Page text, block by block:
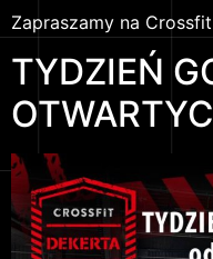
Zapraszamy na
TYDZIEŃ